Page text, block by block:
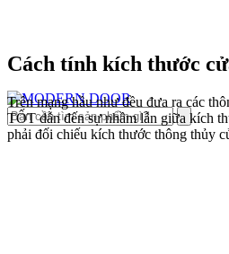
Cách tính kích thước
Trên mạng hầu như đều đưa ra các
TỐT dẫn đến sự nhầm lẫn giữa kích
phải đối chiếu kích thước thông thủy